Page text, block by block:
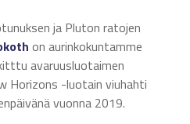
ja Pluton ratojen
on aurinkokuntamme
avaruusluotaimen
Horizons -luotain viuhahti
vuonna 2019.